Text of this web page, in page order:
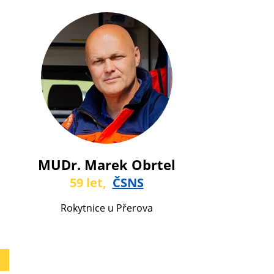
MUDr. Marek Obrtel
59 let, ČSNS
Rokytnice u Přerova